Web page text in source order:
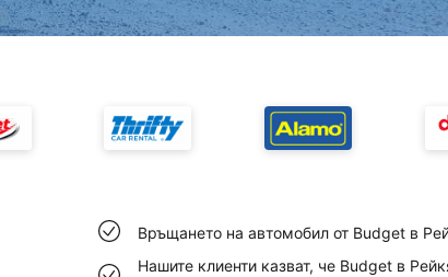
Връщането на автомобил от Budget в
Нашите клиенти казват, че Budget в